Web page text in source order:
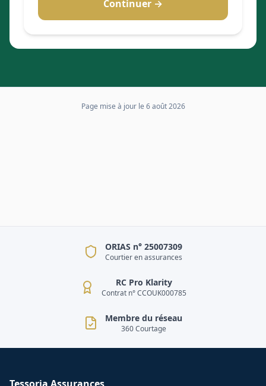
Continuer →
Page mise à jour le 6 août 2026
ORIAS n° 25007309
Courtier en assurances
RC Pro Klarity
Contrat n° CCOUK000785
Membre du réseau
360 Courtage